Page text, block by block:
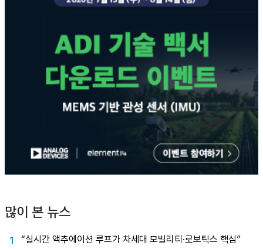
많이 본 뉴스
1 “실시간 액추에이션 루프가 차세대 모빌리티·로보틱스 핵심”